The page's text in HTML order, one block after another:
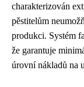
charakterizován
pěstitelům
produkci. Systém
že garantuje
úrovní nákladů na